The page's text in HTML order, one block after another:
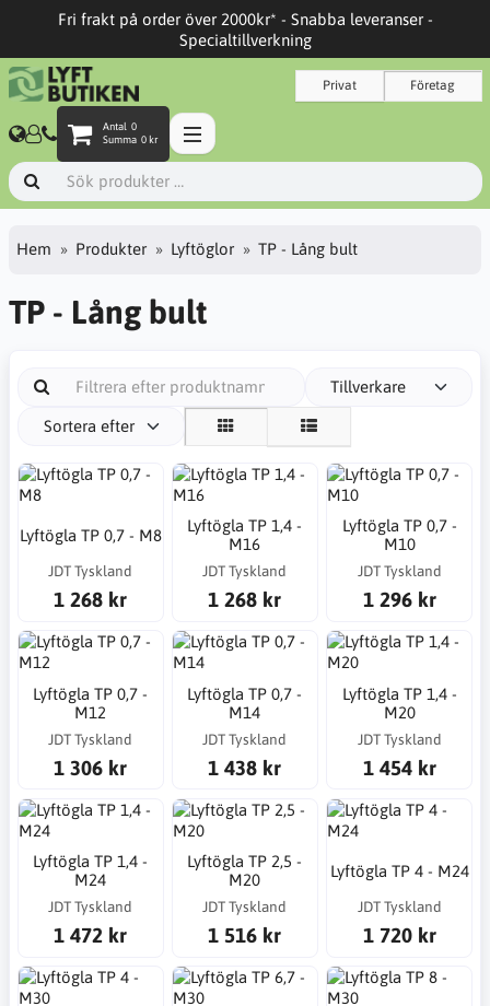
Fri frakt på order över 2000kr* - Snabba leveranser -
Specialtillverkning
Privat Företag
Antal 0
Summa 0 kr
Hem Produkter Lyftöglor TP - Lång bult
TP - Lång bult
Tillverkare
Sortera efter
Lyftögla TP 0,7 - M8
JDT Tyskland
1 268 kr
Lyftögla TP 1,4 -
M16
JDT Tyskland
1 268 kr
Lyftögla TP 0,7 -
M10
JDT Tyskland
1 296 kr
Lyftögla TP 0,7 -
M12
JDT Tyskland
1 306 kr
Lyftögla TP 0,7 -
M14
JDT Tyskland
1 438 kr
Lyftögla TP 1,4 -
M20
JDT Tyskland
1 454 kr
Lyftögla TP 1,4 -
M24
JDT Tyskland
1 472 kr
Lyftögla TP 2,5 -
M20
JDT Tyskland
1 516 kr
Lyftögla TP 4 - M24
JDT Tyskland
1 720 kr